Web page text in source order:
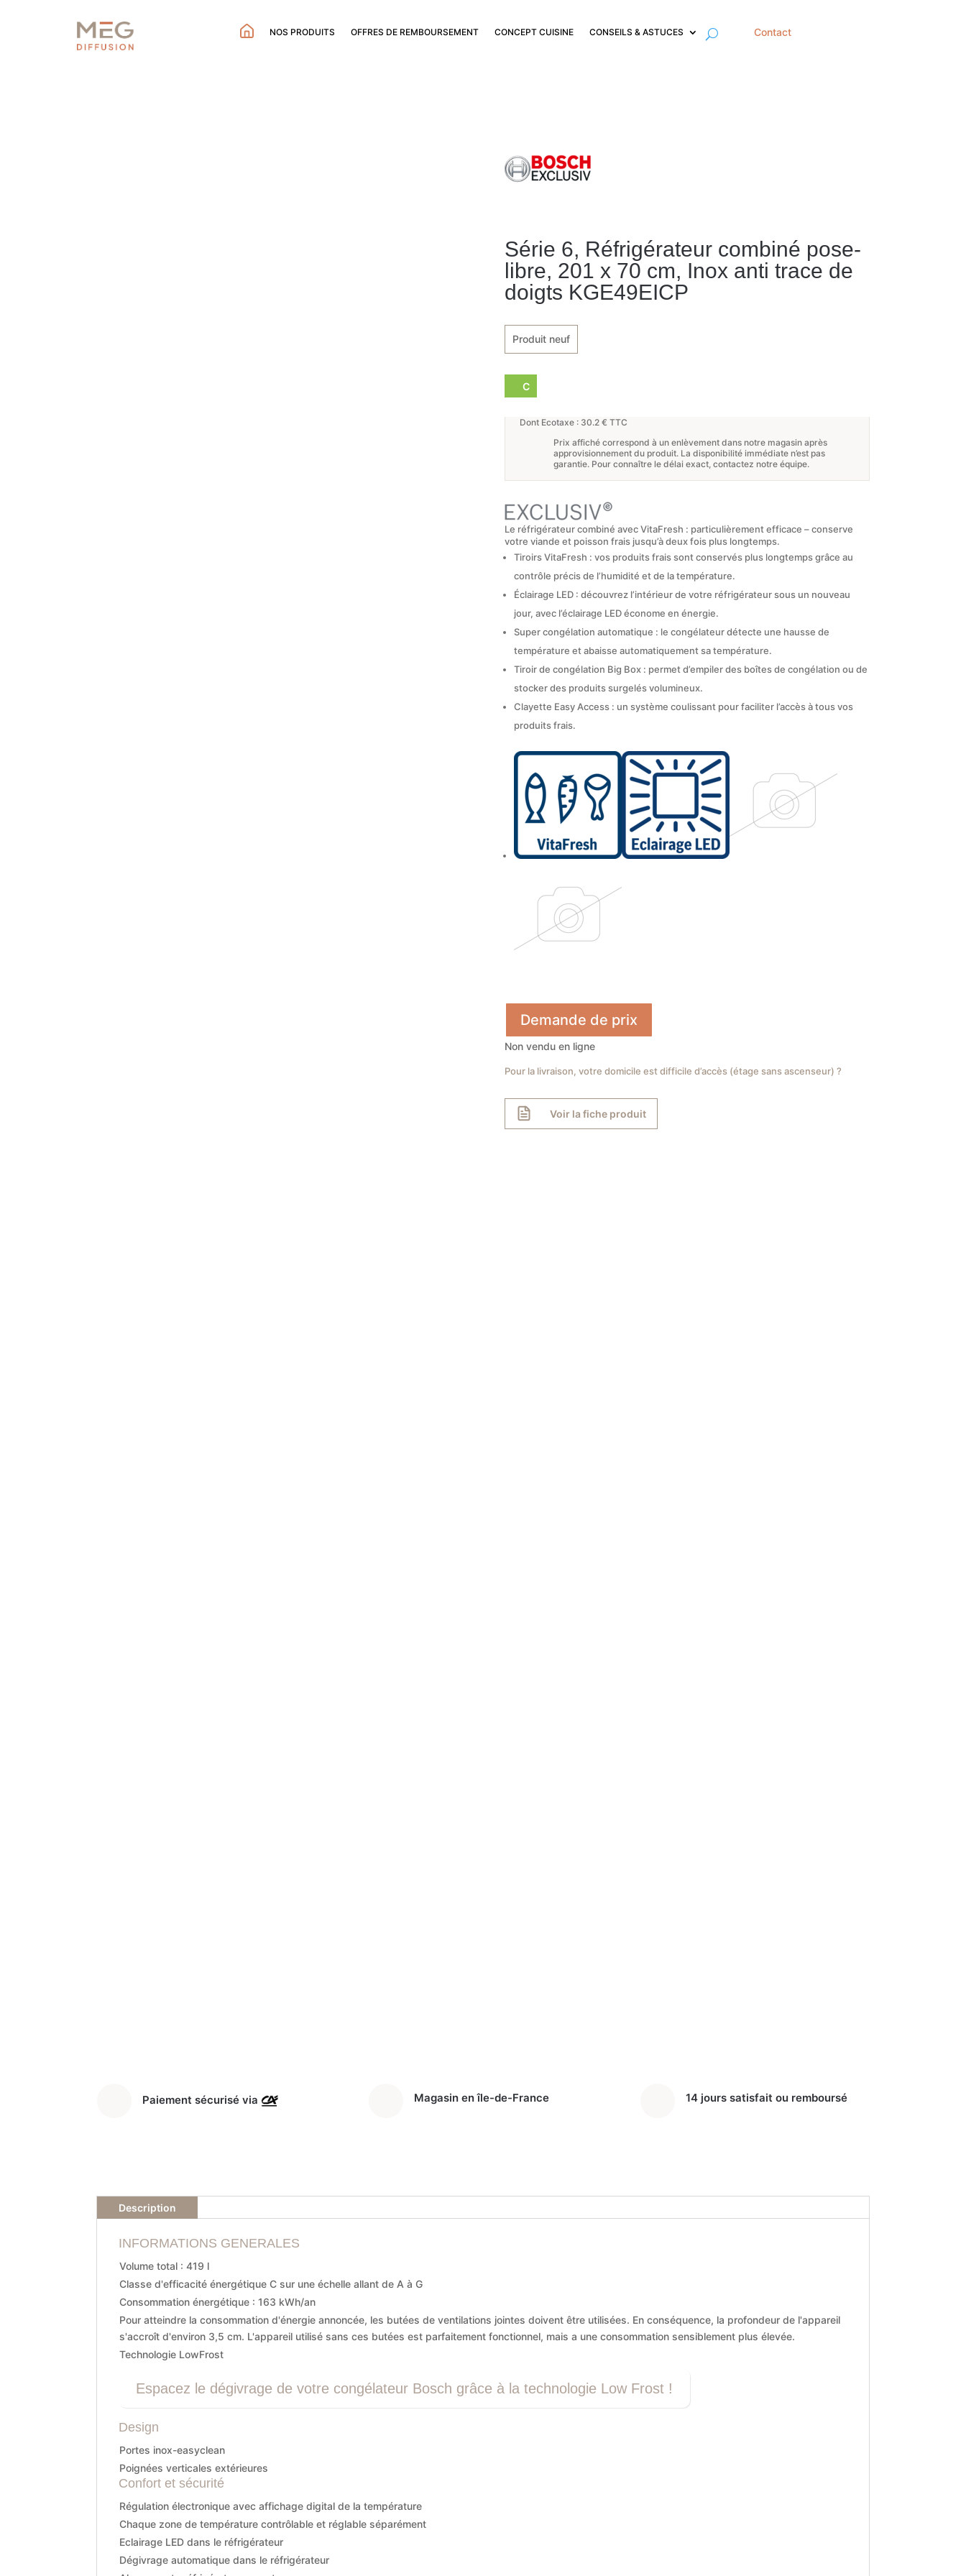
NOS PRODUITS OFFRES DE REMBOURSEMENT CONCEPT CUISINE CONSEILS & ASTUCES Contact
Série 6, Réfrigérateur combiné pose-
libre, 201 x 70 cm, Inox anti trace de
doigts KGE49EICP
Produit neuf
C
Dont Ecotaxe : 30.2 € TTC
Prix affiché correspond à un enlèvement dans notre magasin après
approvisionnement du produit. La disponibilité immédiate n’est pas
garantie. Pour connaître le délai exact, contactez notre équipe.
Le réfrigérateur combiné avec VitaFresh : particulièrement efficace – conserve
votre viande et poisson frais jusqu’à deux fois plus longtemps.
Tiroirs VitaFresh : vos produits frais sont conservés plus longtemps grâce au
contrôle précis de l’humidité et de la température.
Éclairage LED : découvrez l’intérieur de votre réfrigérateur sous un nouveau
jour, avec l’éclairage LED économe en énergie.
Super congélation automatique : le congélateur détecte une hausse de
température et abaisse automatiquement sa température.
Tiroir de congélation Big Box : permet d’empiler des boîtes de congélation ou de
stocker des produits surgelés volumineux.
Clayette Easy Access : un système coulissant pour faciliter l’accès à tous vos
produits frais.
Demande de prix
Non vendu en ligne
Pour la livraison, votre domicile est difficile d’accès (étage sans ascenseur) ?
Voir la fiche produit
Paiement sécurisé via Magasin en île-de-France 14 jours satisfait ou remboursé
Description
INFORMATIONS GENERALES
Volume total : 419 l
Classe d'efficacité énergétique C sur une échelle allant de A à G
Consommation énergétique : 163 kWh/an
Pour atteindre la consommation d'énergie annoncée, les butées de ventilations jointes doivent être utilisées. En conséquence, la profondeur de l'appareil
s'accroît d'environ 3,5 cm. L'appareil utilisé sans ces butées est parfaitement fonctionnel, mais a une consommation sensiblement plus élevée.
Technologie LowFrost
Espacez le dégivrage de votre congélateur Bosch grâce à la technologie Low Frost !
Design
Portes inox-easyclean
Poignées verticales extérieures
Confort et sécurité
Régulation électronique avec affichage digital de la température
Chaque zone de température contrôlable et réglable séparément
Eclairage LED dans le réfrigérateur
Dégivrage automatique dans le réfrigérateur